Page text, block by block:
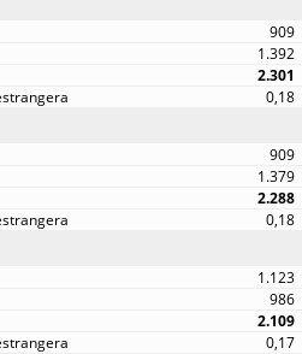
909
1.392
2.301
0,18
909
1.379
2.288
0,18
1.123
986
2.109
0,17